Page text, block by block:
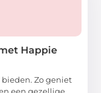
Happie
Zo geniet